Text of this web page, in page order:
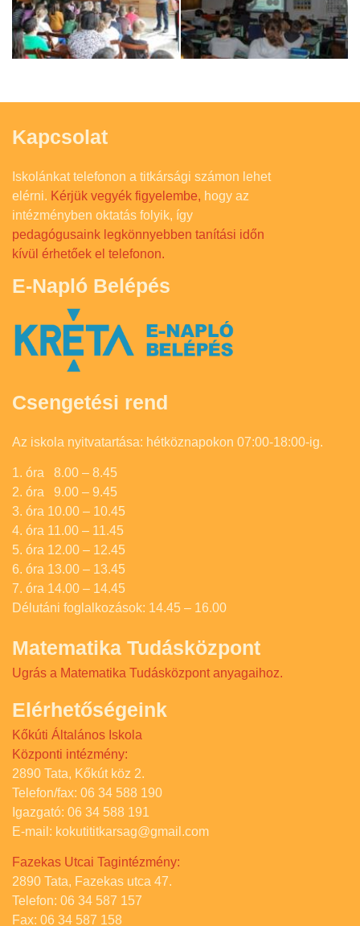
Kapcsolat
Iskolánkat telefonon a titkársági számon lehet
elérni. Kérjük vegyék figyelembe, hogy az
intézményben oktatás folyik, így
pedagógusaink legkönnyebben tanítási időn
kívül érhetőek el telefonon.
E-Napló Belépés
Csengetési rend
Az iskola nyitvatartása: hétköznapokon 07:00-18:00-ig.
1. óra 8.00 – 8.45
2. óra 9.00 – 9.45
3. óra 10.00 – 10.45
4. óra 11.00 – 11.45
5. óra 12.00 – 12.45
6. óra 13.00 – 13.45
7. óra 14.00 – 14.45
Délutáni foglalkozások: 14.45 – 16.00
Matematika Tudásközpont
Ugrás a Matematika Tudásközpont anyagaihoz.
Elérhetőségeink
Kőkúti Általános Iskola
Központi intézmény:
2890 Tata, Kőkút köz 2.
Telefon/fax: 06 34 588 190
Igazgató: 06 34 588 191
E-mail: kokutititkarsag@gmail.com
Fazekas Utcai Tagintézmény:
2890 Tata, Fazekas utca 47.
Telefon: 06 34 587 157
Fax: 06 34 587 158